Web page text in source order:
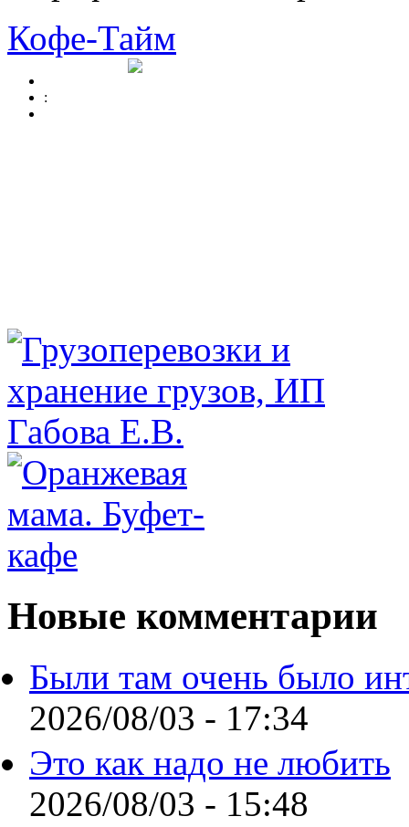
Кофе-Тайм
:
Новые комментарии
Были там очень было
2026/08/03 - 17:34
Это как надо не любить
2026/08/03 - 15:48